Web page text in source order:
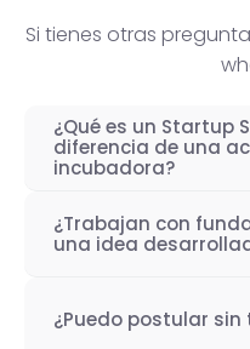
Si tienes otras
¿Qué es un Startup
diferencia de una
incubadora?
Un Startup Studio
de construir
con experiencia.
¿Trabajan con
una idea
Startup Studio es
¿Puedo postular sin